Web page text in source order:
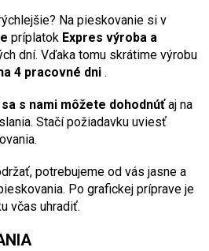
Na pieskovanie si v
príplatok Expres výroba a
dní. Vďaka tomu skrátime výrobu
4 pracovné dni .
sa s nami môžete dohodnúťaj na
Stačí požiadavku uviesť
potrebujeme od vás jasne a
Po grafickej príprave je
včas uhradiť.